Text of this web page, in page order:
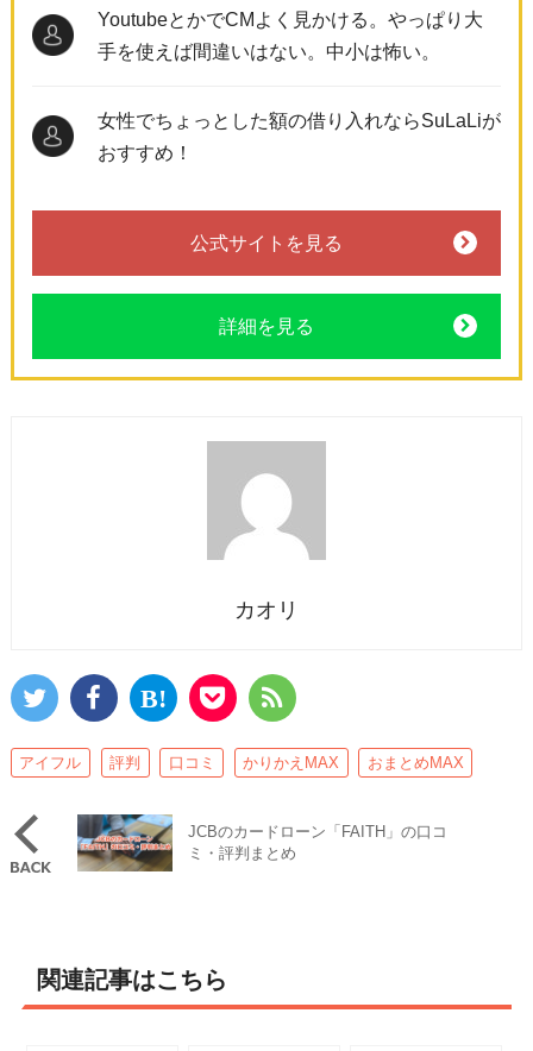
YoutubeとかでCMよく見かける。やっぱり大
手を使えば間違いはない。中小は怖い。
女性でちょっとした額の借り入れならSuLaLiが
おすすめ！
公式サイトを見る
詳細を見る
カオリ
アイフル 評判 口コミ かりかえMAX おまとめMAX
JCBのカードローン「FAITH」の口コ
ミ・評判まとめ
関連記事はこちら